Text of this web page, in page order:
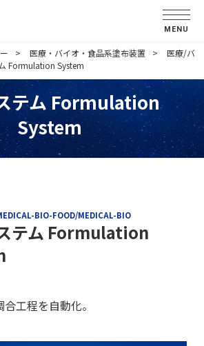
MENU
医療・バイオ・食品系塗布装置
医療/バ
Formulation System
テム Formulation
System
BIO-FOOD/MEDICAL-BIO
テム Formulation
工程を自動化。